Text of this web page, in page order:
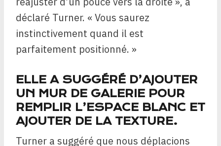
déclaré Turner. « Vous saurez
instinctivement quand il est
parfaitement positionné. »
ELLE A SUGGÉRÉ D’AJOUTER
UN MUR DE GALERIE POUR
REMPLIR L’ESPACE BLANC ET
AJOUTER DE LA TEXTURE.
Turner a suggéré que nous déplacions